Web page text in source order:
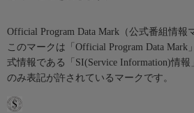
Official Program Data Mark（公式番組情報
このマークは「Official Program Data
式情報である「SI(Service Information)情
のみ表記が許されているマークです。